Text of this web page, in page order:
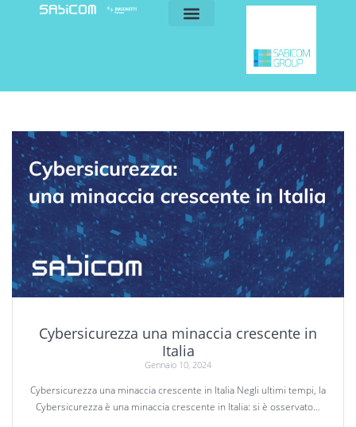
Cybersicurezza una minaccia crescente in
Italia
Gennaio 10, 2024
Cybersicurezza una minaccia crescente in Italia Negli ultimi tempi, la
Cybersicurezza è una minaccia crescente in Italia: si è osservato…